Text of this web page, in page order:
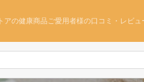
アの健康商品ご愛用者様の口コミ・レビュ